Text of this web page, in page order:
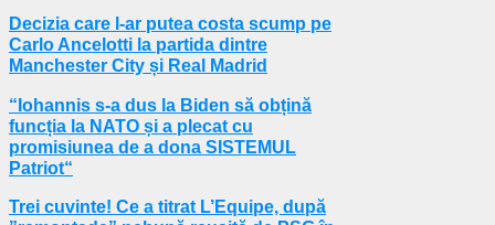
Decizia care l-ar putea costa scump pe
Carlo Ancelotti la partida dintre
Manchester City și Real Madrid
“Iohannis s-a dus la Biden să obțină
funcția la NATO și a plecat cu
promisiunea de a dona SISTEMUL
Patriot“
Trei cuvinte! Ce a titrat L’Equipe, după